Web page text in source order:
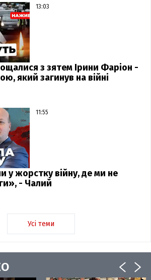
13:03
з зятем Ірини Фаріон -
який загинув на війні
11:55
у жорстку війну, де ми не
- Чалий
Усі теми